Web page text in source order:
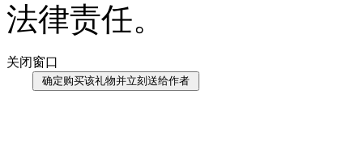
法律责任。
关闭窗口